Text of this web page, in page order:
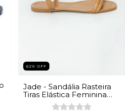
62% OFF
Jade - Sandália Rasteira
Tiras Elástica Feminina
Bege Cerrado